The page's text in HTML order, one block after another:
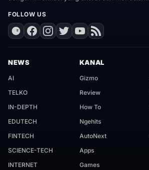
FOLLOW US
NEWS
AI
TELKO
IN-DEPTH
EDUTECH
FINTECH
SCIENCE-TECH
INTERNET
KANAL
Gizmo
Review
How To
Ngehits
AutoNext
Apps
Games